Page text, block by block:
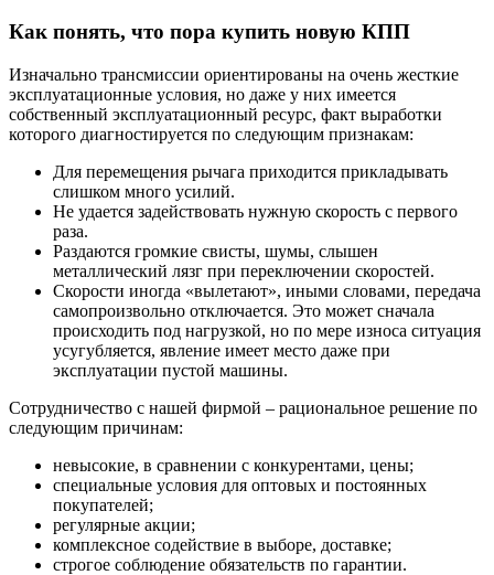
Как понять, что пора купить новую КПП
Изначально трансмиссии ориентированы на очень жесткие
эксплуатационные условия, но даже у них имеется
собственный эксплуатационный ресурс, факт выработки
которого диагностируется по следующим признакам:
Для перемещения рычага приходится прикладывать
слишком много усилий.
Не удается задействовать нужную скорость с первого
раза.
Раздаются громкие свисты, шумы, слышен
металлический лязг при переключении скоростей.
Скорости иногда «вылетают», иными словами, передача
самопроизвольно отключается. Это может сначала
происходить под нагрузкой, но по мере износа ситуация
усугубляется, явление имеет место даже при
эксплуатации пустой машины.
Сотрудничество с нашей фирмой – рациональное решение по
следующим причинам:
невысокие, в сравнении с конкурентами, цены;
специальные условия для оптовых и постоянных
покупателей;
регулярные акции;
комплексное содействие в выборе, доставке;
строгое соблюдение обязательств по гарантии.